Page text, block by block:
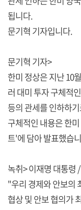
됩니다.
문기혁 기자입니다.
문기혁 기자>
한미 정상은 지난 10
러 대미 투자 구체적
등의 관세를 인하하
구체적인 내용은 한
트'에 담아 발표했습
녹취> 이재명 대통령
"우리 경제와 안보의
협상 및 안보 협의가